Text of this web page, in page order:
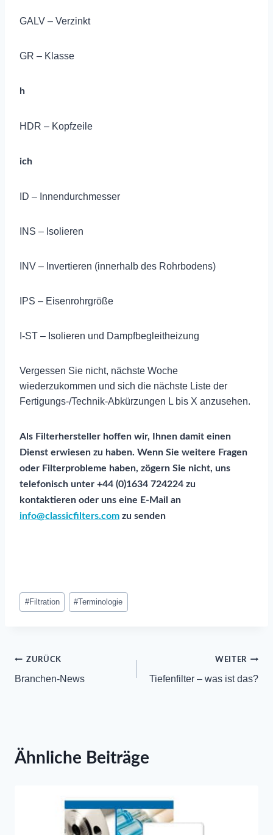
GALV – Verzinkt
GR – Klasse
h
HDR – Kopfzeile
ich
ID – Innendurchmesser
INS – Isolieren
INV – Invertieren (innerhalb des Rohrbodens)
IPS – Eisenrohrgröße
I-ST – Isolieren und Dampfbegleitheizung
Vergessen Sie nicht, nächste Woche
wiederzukommen und sich die nächste Liste der
Fertigungs-/Technik-Abkürzungen L bis X anzusehen.
Als Filterhersteller hoffen wir, Ihnen damit einen
Dienst erwiesen zu haben. Wenn Sie weitere Fragen
oder Filterprobleme haben, zögern Sie nicht, uns
telefonisch unter +44 (0)1634 724224 zu
kontaktieren oder uns eine E-Mail an
info@classicfilters.com zu senden
Post
Tags:
#Filtration #Terminologie
Beitrags-
ZURÜCK
Branchen-News
WEITER
Tiefenfilter – was ist das?
Ähnliche Beiträge